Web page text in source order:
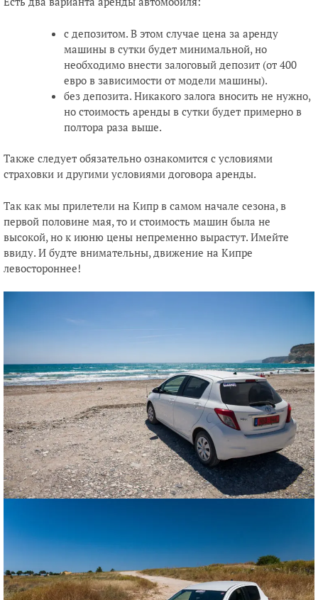
с депозитом. В этом случае цена за аренду
машины в сутки будет минимальной, но
необходимо внести залоговый депозит (от 400
евро в зависимости от модели машины).
без депозита. Никакого залога вносить не нужно,
но стоимость аренды в сутки будет примерно в
полтора раза выше.
Также следует обязательно ознакомится с условиями
страховки и другими условиями договора аренды.
Так как мы прилетели на Кипр в самом начале сезона, в
первой половине мая, то и стоимость машин была не
высокой, но к июню цены непременно вырастут. Имейте
ввиду. И будте внимательны, движение на Кипре
левостороннее!